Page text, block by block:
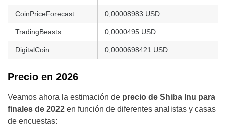
CoinPriceForecast 0,00008983 USD
TradingBeasts 0,0000495 USD
DigitalCoin 0,0000698421 USD
Precio en 2026
Veamos ahora la estimación de precio de Shiba Inu para
finales de 2022 en función de diferentes analistas y casas
de encuestas: